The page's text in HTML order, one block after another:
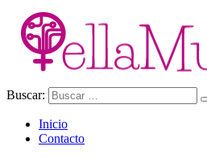
Ella Mujer
Buscar:
Inicio
Contacto